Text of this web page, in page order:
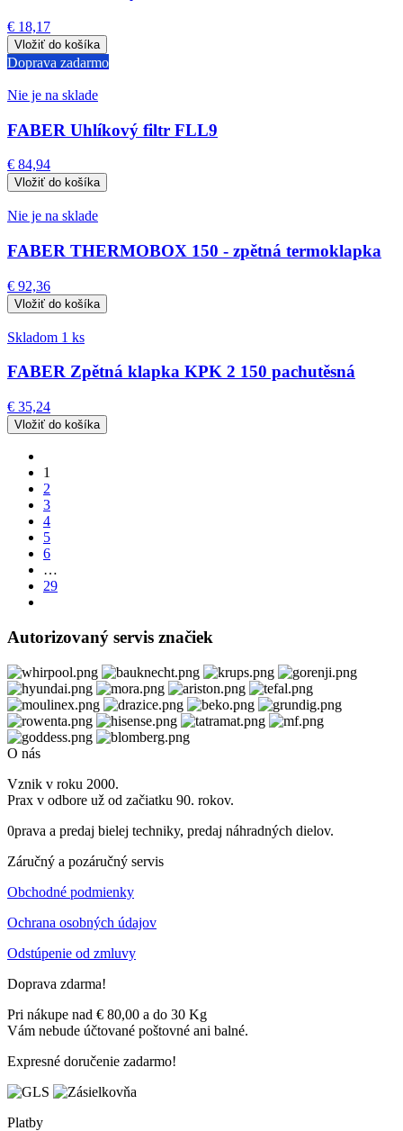
€ 18,17
Doprava zadarmo
Nie je na sklade
FABER Uhlíkový filtr FLL9
€ 84,94
Nie je na sklade
FABER THERMOBOX 150 - zpětná termoklapka
€ 92,36
Skladom 1 ks
FABER Zpětná klapka KPK 2 150 pachutěsná
€ 35,24
1
2
3
4
5
6
…
29
Autorizovaný servis značiek
O nás
Vznik v roku 2000.
Prax v odbore už od začiatku 90. rokov.
0prava a predaj bielej techniky, predaj náhradných dielov.
Záručný a pozáručný servis
Obchodné podmienky
Ochrana osobných údajov
Odstúpenie od zmluvy
Doprava zdarma!
Pri nákupe nad € 80,00 a do 30 Kg
Vám nebude účtované poštovné ani balné.
Expresné doručenie zadarmo!
Platby